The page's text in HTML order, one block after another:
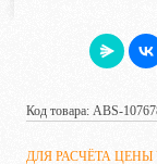
Код товара: ABS-
ДЛЯ РАСЧЁТА